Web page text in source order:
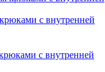
с внутренней